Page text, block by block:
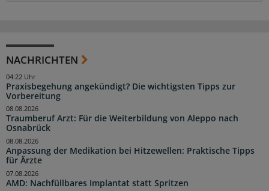
NACHRICHTEN
Praxisbegehung angekündigt? Die wichtigsten Tipps zur
Vorbereitung
04:22 Uhr
Traumberuf Arzt: Für die Weiterbildung von Aleppo nach
Osnabrück
08.08.2026
Anpassung der Medikation bei Hitzewellen: Praktische Tipps
für Ärzte
08.08.2026
AMD: Nachfüllbares Implantat statt Spritzen
07.08.2026